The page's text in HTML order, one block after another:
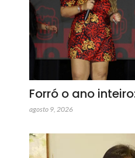
Forró o ano
agosto 9, 2026